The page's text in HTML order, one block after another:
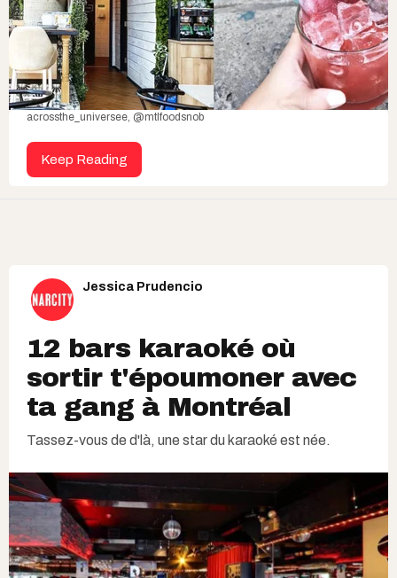
acrossthe_universee, @mtlfoodsnob
Keep Reading
Jessica Prudencio
12 bars karaoké où
sortir t'époumoner avec
ta gang à Montréal
Tassez-vous de d'là, une star du karaoké est née.